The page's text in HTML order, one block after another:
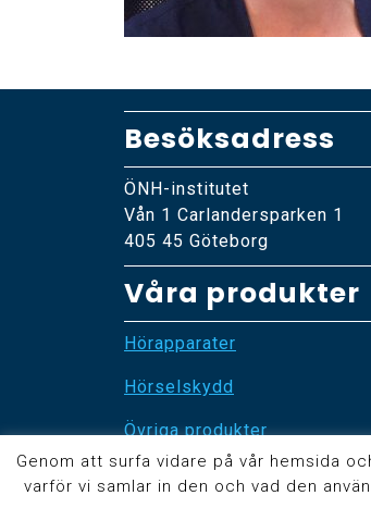
Besöksadress
ÖNH-institutet
Vån 1 Carlandersparken 1
405 45 Göteborg
Våra produkter
Hörapparater
Hörselskydd
Övriga produkter
Genom att surfa vidare på vår hemsida
varför vi samlar in den och vad den